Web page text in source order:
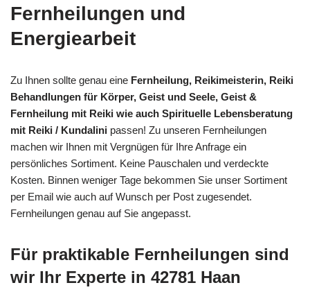
Fernheilungen und
Energiearbeit
Zu Ihnen sollte genau eine Fernheilung, Reikimeisterin, Reiki
Behandlungen für Körper, Geist und Seele, Geist &
Fernheilung mit Reiki wie auch Spirituelle Lebensberatung
mit Reiki / Kundalini passen! Zu unseren Fernheilungen
machen wir Ihnen mit Vergnügen für Ihre Anfrage ein
persönliches Sortiment. Keine Pauschalen und verdeckte
Kosten. Binnen weniger Tage bekommen Sie unser Sortiment
per Email wie auch auf Wunsch per Post zugesendet.
Fernheilungen genau auf Sie angepasst.
Für praktikable Fernheilungen sind
wir Ihr Experte in 42781 Haan